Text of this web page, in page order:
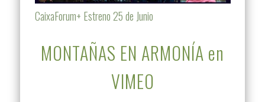
CaixaForum+ Estreno 25 de Junio
MONTAÑAS EN ARMONÍA en
VIMEO